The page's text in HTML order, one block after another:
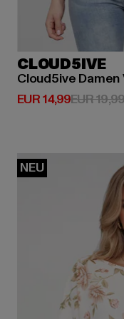
CLOUD5IVE
EUR 14,99
Derzeitiger Preis:
EUR 19,99
NEU